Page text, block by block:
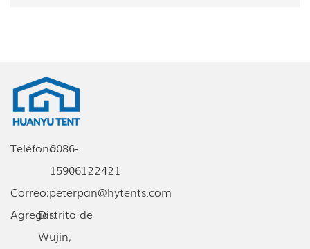
Agregar:Distrito de
Wujin,
Teléfono:0086-
15906122421
Correo:peterpan@hytents.com